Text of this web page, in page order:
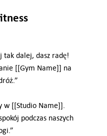
tak dalej, dasz radę!
[[Gym Name]] na
w [[Studio Name]].
podczas naszych